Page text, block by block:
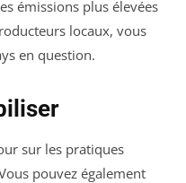
émissions plus élevées
locaux, vous
en question.
sur les pratiques
pouvez également